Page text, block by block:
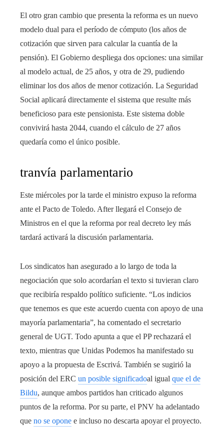
El otro gran cambio que presenta la reforma es un nuevo
modelo dual para el período de cómputo (los años de
cotización que sirven para calcular la cuantía de la
pensión). El Gobierno despliega dos opciones: una similar
al modelo actual, de 25 años, y otra de 29, pudiendo
eliminar los dos años de menor cotización. La Seguridad
Social aplicará directamente el sistema que resulte más
beneficioso para este pensionista. Este sistema doble
convivirá hasta 2044, cuando el cálculo de 27 años
quedaría como el único posible.
tranvía parlamentario
Este miércoles por la tarde el ministro expuso la reforma
ante el Pacto de Toledo. After llegará el Consejo de
Ministros en el que la reforma por real decreto ley más
tardará activará la discusión parlamentaria.
Los sindicatos han asegurado a lo largo de toda la
negociación que solo acordarían el texto si tuvieran claro
que recibiría respaldo político suficiente. “Los indicios
que tenemos es que este acuerdo cuenta con apoyo de una
mayoría parlamentaria”, ha comentado el secretario
general de UGT. Todo apunta a que el PP rechazará el
texto, mientras que Unidas Podemos ha manifestado su
apoyo a la propuesta de Escrivá. También se sugirió la
posición del ERC un posible significadoal igual que el de
Bildu, aunque ambos partidos han criticado algunos
puntos de la reforma. Por su parte, el PNV ha adelantado
que no se opone e incluso no descarta apoyar el proyecto.